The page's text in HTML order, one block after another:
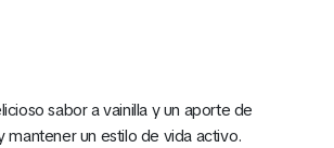
sabor a vainilla y un aporte de
mantener un estilo de vida activo.